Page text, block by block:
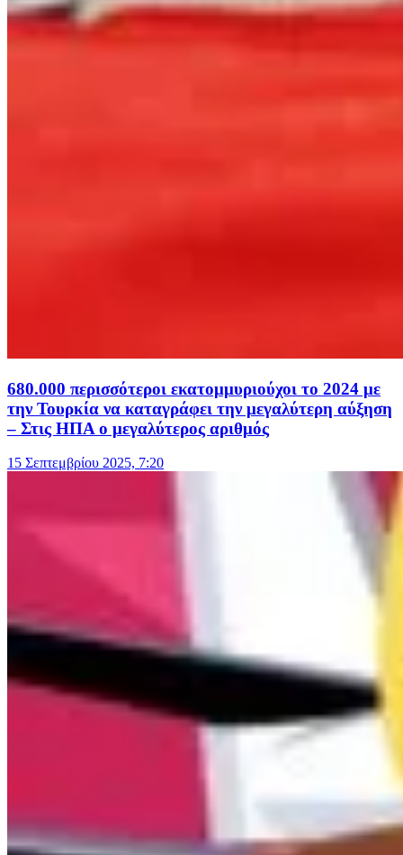
680.000 περισσότεροι εκατομμυριούχοι το 2024 με
την Τουρκία να καταγράφει την μεγαλύτερη αύξηση
– Στις ΗΠΑ ο μεγαλύτερος αριθμός
15 Σεπτεμβρίου 2025, 7:20